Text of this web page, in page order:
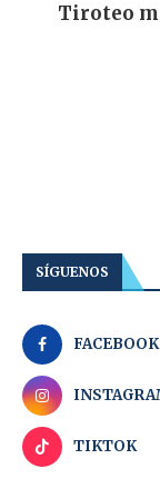
Tiroteo
SÍGUENOS
FACEBOOK
TIKTOK